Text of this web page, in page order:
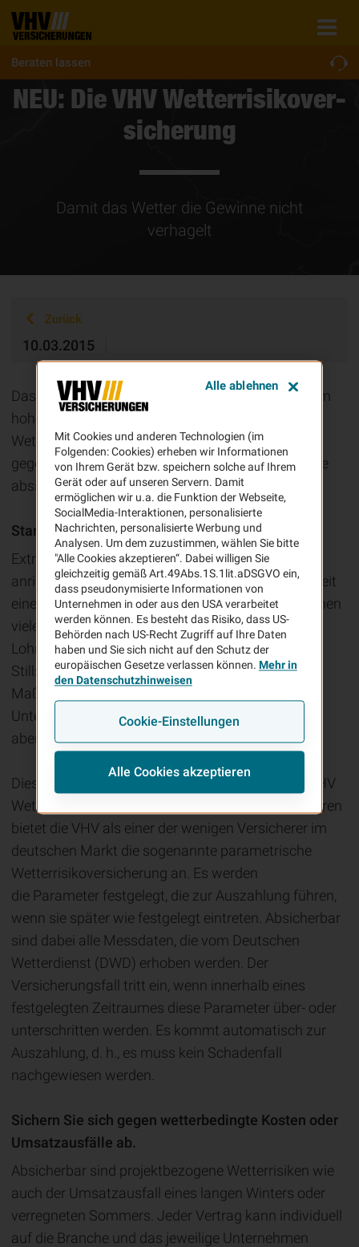
Beraten lassen
NEU: Die VHV Wet­ter­ri­si­ko­ver­
si­che­rung
Damit das Wetter die Gewinne nicht
verhagelt
Zurück
10.03.2015
Das Wetter ist nicht kalkulierbar und führt zu einem
hohen Kostenrisiko. Mit der VHV
Wetterrisikoversicherung können Sie sich jedoch
gegen wetterbedingte Kosten oder Umsatzausfälle
absichern.
Starkregen, Sturm oder Eiseskälte
Extreme Wetterlagen können enorme Schäden
anrichten und Betriebe lahmlegen. Kommt die Arbeit
eines Betriebs wetterbedingt zum Erliegen, entstehen
viele Kosten. Dies können Vertragsstrafen oder
Lohnfortzahlungen sein, aber auch Kosten durch
Stillstandzeiten und für beschleunigende
Maßnahmen, um die Arbeit wieder aufzuholen.
Unternehmer müssten hierfür Reserven bilden, die
aber wiederum die Liquidität einschränken.
Diese Kostenrisiken können Sie optimal mit der VHV
Wetterrisikoversicherung absichern. Seit zwei Jahren
bietet die VHV als einer der wenigen Versicherer im
deutschen Markt die sogenannte parametrische
Wetterrisikoversicherung an. Es werden
die Parameter festgelegt, die zur Auszahlung führen,
wenn sie später wie festgelegt eintreten. Absicherbar
sind dabei alle Messdaten, die vom Deutschen
Wetterdienst (DWD) erhoben werden. Der
Versicherungsfall tritt ein, wenn innerhalb eines
festgelegten Zeitraumes diese Parameter über- oder
unterschritten werden. Es kommt automatisch zur
Auszahlung, d. h., es muss kein Schadenfall
nachgewiesen werden.
Sichern Sie sich gegen wetterbedingte Kosten oder
Umsatzausfälle ab.
Absicherbar sind projektbezogene Wetterrisiken wie
auch der Umsatzausfall eines langen Winters oder
verregneten Sommers. Jeder Vertrag kann individuell
auf die Branche und das jeweilige Unternehmen
Mit Cookies und anderen Technologien (im
Folgenden: Cookies) erheben wir Informationen
von Ihrem Gerät bzw. speichern solche auf Ihrem
Gerät oder auf unseren Servern. Damit
ermöglichen wir u.a. die Funktion der Webseite,
SocialMedia-Interaktionen, personalisierte
Nachrichten, personalisierte Werbung und
Analysen. Um dem zuzustimmen, wählen Sie bitte
"Alle Cookies akzeptieren“. Dabei willigen Sie
gleichzeitig gemäß Art.49Abs.1S.1lit.aDSGVO ein,
dass pseudonymisierte Informationen von
Unternehmen in oder aus den USA verarbeitet
werden können. Es besteht das Risiko, dass US-
Behörden nach US-Recht Zugriff auf Ihre Daten
haben und Sie sich nicht auf den Schutz der
europäischen Gesetze verlassen können. Mehr in
den Datenschutzhinweisen
Cookie-Einstellungen
Alle Cookies akzeptieren
Alle ablehnen